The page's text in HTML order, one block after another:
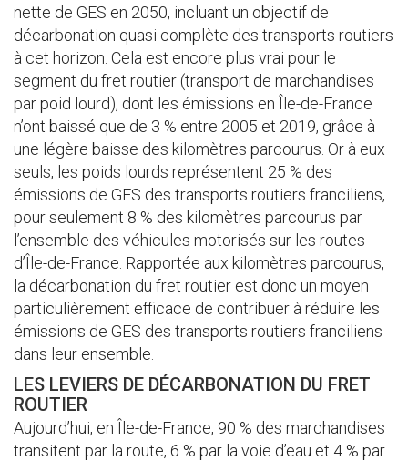
nette de GES en 2050, incluant un objectif de
décarbonation quasi complète des transports routiers
à cet horizon. Cela est encore plus vrai pour le
segment du fret routier (transport de marchandises
par poid lourd), dont les émissions en Île-de-France
n’ont baissé que de 3 % entre 2005 et 2019, grâce à
une légère baisse des kilomètres parcourus. Or à eux
seuls, les poids lourds représentent 25 % des
émissions de GES des transports routiers franciliens,
pour seulement 8 % des kilomètres parcourus par
l’ensemble des véhicules motorisés sur les routes
d’Île-de-France. Rapportée aux kilomètres parcourus,
la décarbonation du fret routier est donc un moyen
particulièrement efficace de contribuer à réduire les
émissions de GES des transports routiers franciliens
dans leur ensemble.
LES LEVIERS DE DÉCARBONATION DU FRET
ROUTIER
Aujourd’hui, en Île-de-France, 90 % des marchandises
transitent par la route, 6 % par la voie d’eau et 4 % par